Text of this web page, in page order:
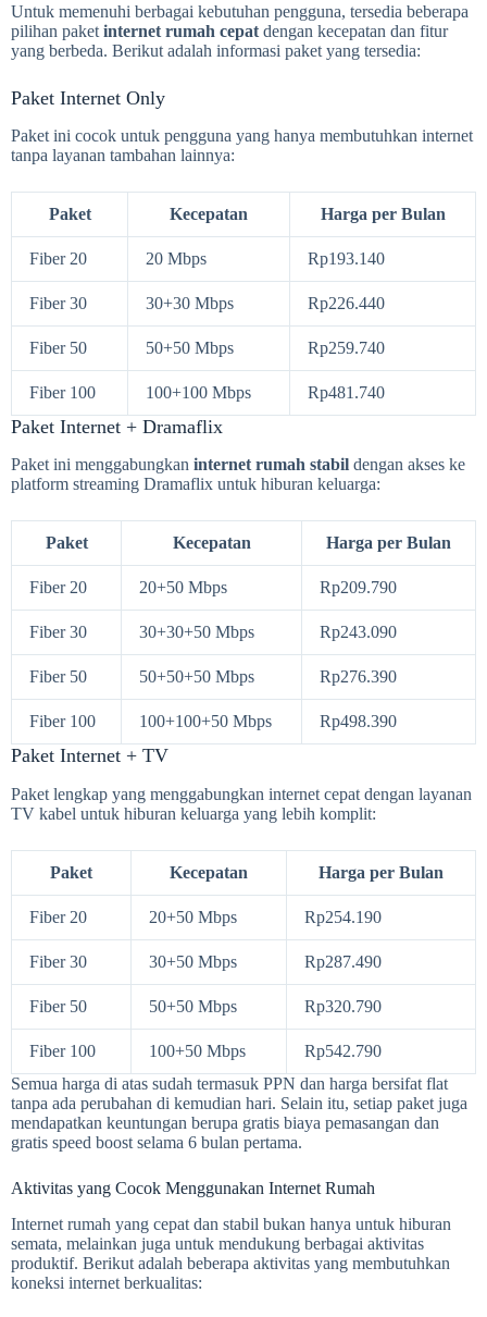
Untuk memenuhi berbagai kebutuhan pengguna, tersedia beberapa
pilihan paket internet rumah cepat dengan kecepatan dan fitur
yang berbeda. Berikut adalah informasi paket yang tersedia:
Paket Internet Only
Paket ini cocok untuk pengguna yang hanya membutuhkan internet
tanpa layanan tambahan lainnya:
Paket Kecepatan Harga per Bulan
Fiber 20 20 Mbps Rp193.140
Fiber 30 30+30 Mbps Rp226.440
Fiber 50 50+50 Mbps Rp259.740
Fiber 100 100+100 Mbps Rp481.740
Paket Internet + Dramaflix
Paket ini menggabungkan internet rumah stabil dengan akses ke
platform streaming Dramaflix untuk hiburan keluarga:
Paket Kecepatan Harga per Bulan
Fiber 20 20+50 Mbps Rp209.790
Fiber 30 30+30+50 Mbps Rp243.090
Fiber 50 50+50+50 Mbps Rp276.390
Fiber 100 100+100+50 Mbps Rp498.390
Paket Internet + TV
Paket lengkap yang menggabungkan internet cepat dengan layanan
TV kabel untuk hiburan keluarga yang lebih komplit:
Paket Kecepatan Harga per Bulan
Fiber 20 20+50 Mbps Rp254.190
Fiber 30 30+50 Mbps Rp287.490
Fiber 50 50+50 Mbps Rp320.790
Fiber 100 100+50 Mbps
Rp542.790
Semua harga di atas sudah termasuk PPN dan harga bersifat flat
tanpa ada perubahan di kemudian hari. Selain itu, setiap paket juga
mendapatkan keuntungan berupa gratis biaya pemasangan dan
gratis speed boost selama 6 bulan pertama.
Aktivitas yang Cocok Menggunakan Internet Rumah
Internet rumah yang cepat dan stabil bukan hanya untuk hiburan
semata, melainkan juga untuk mendukung berbagai aktivitas
produktif. Berikut adalah beberapa aktivitas yang membutuhkan
koneksi internet berkualitas: